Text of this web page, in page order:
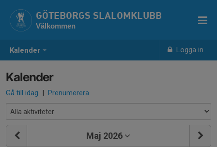
Kalender Logga in
GÖTEBORGS SLALOMKLUBB
Välkommen
Kalender
Gå till idag | Prenumerera
Maj 2026